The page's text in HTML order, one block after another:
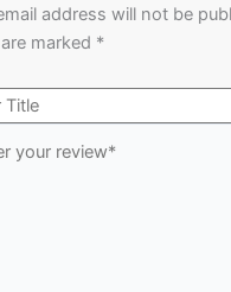
address will not be
marked *